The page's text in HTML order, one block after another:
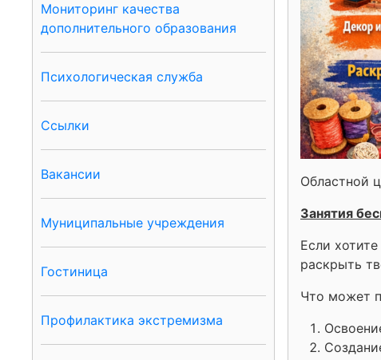
Мониторинг качества
дополнительного образования
Психологическая служба
Ссылки
Вакансии
Муниципальные учреждения
Гостиница
Профилактика экстремизма
Областной
Занятия
Если
раскрыть
Что может